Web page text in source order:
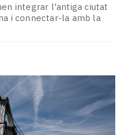
integrar l'antiga ciutat
i connectar-la amb la